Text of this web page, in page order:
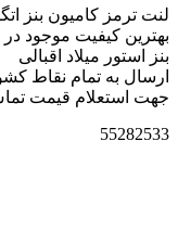
لنت ترمز کامیون بنز
بهترین کیفیت موجود در
بنز استور میلاد اقبالی
ارسال به تمام نقاط
جهت استعلام قیمت
55282533